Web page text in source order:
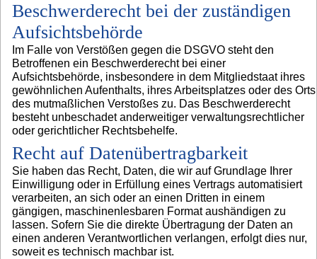
Beschwerderecht bei der zuständigen
Aufsichtsbehörde
Im Falle von Verstößen gegen die DSGVO steht den
Betroffenen ein Beschwerderecht bei einer
Aufsichtsbehörde, insbesondere in dem Mitgliedstaat ihres
gewöhnlichen Aufenthalts, ihres Arbeitsplatzes oder des Orts
des mutmaßlichen Verstoßes zu. Das Beschwerderecht
besteht unbeschadet anderweitiger verwaltungsrechtlicher
oder gerichtlicher Rechtsbehelfe.
Recht auf Datenübertragbarkeit
Sie haben das Recht, Daten, die wir auf Grundlage Ihrer
Einwilligung oder in Erfüllung eines Vertrags automatisiert
verarbeiten, an sich oder an einen Dritten in einem
gängigen, maschinenlesbaren Format aushändigen zu
lassen. Sofern Sie die direkte Übertragung der Daten an
einen anderen Verantwortlichen verlangen, erfolgt dies nur,
soweit es technisch machbar ist.